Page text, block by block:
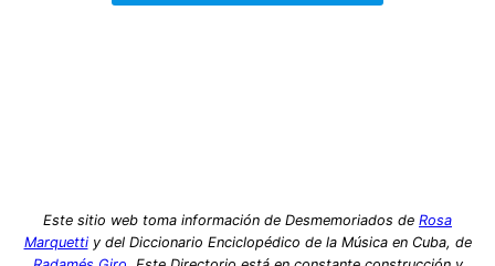
Este sitio web toma información de Desmemoriados de Rosa
Marquettiy del Diccionario Enciclopédico de la Música en Cuba, de